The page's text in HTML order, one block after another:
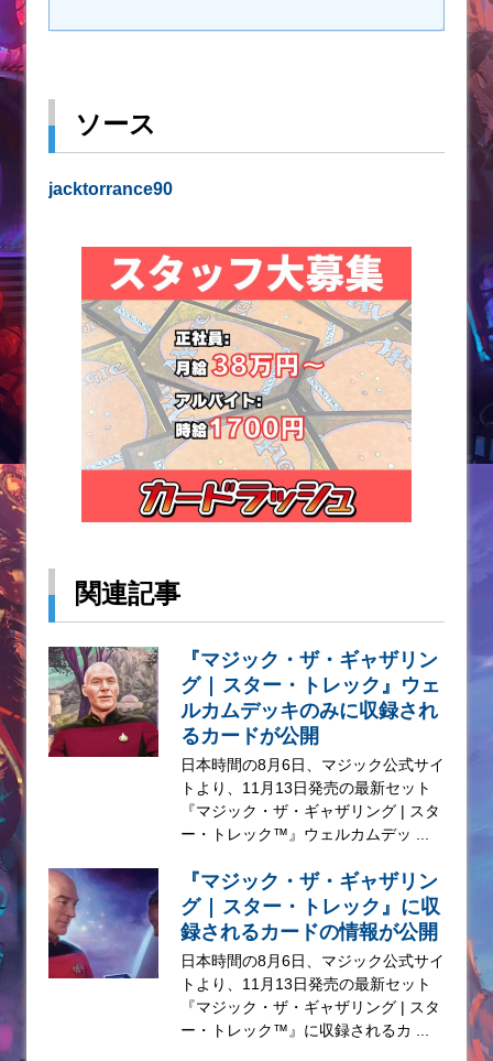
ソース
jacktorrance90‬‬
関連記事
『マジック・ザ・ギャザリン
グ | スター・トレック』ウェ
ルカムデッキのみに収録され
るカードが公開
日本時間の8月6日、マジック公式サイ
トより、11月13日発売の最新セット
『マジック・ザ・ギャザリング | スタ
ー・トレック™』ウェルカムデッ ...
『マジック・ザ・ギャザリン
グ | スター・トレック』に収
録されるカードの情報が公開
日本時間の8月6日、マジック公式サイ
トより、11月13日発売の最新セット
『マジック・ザ・ギャザリング | スタ
ー・トレック™』に収録されるカ ...